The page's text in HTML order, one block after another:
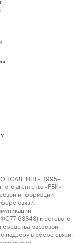
1995–
агентства «РБК»
информации
связи,
63848) и сетевого
средства массовой
в сфере связи,